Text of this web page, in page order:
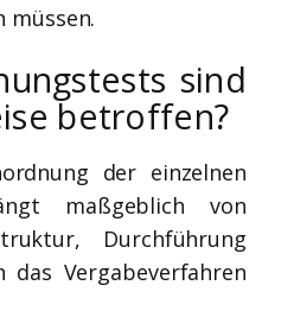
müssen.
sind
betroffen?
der einzelnen
maßgeblich von
Durchführung
Vergabeverfahren